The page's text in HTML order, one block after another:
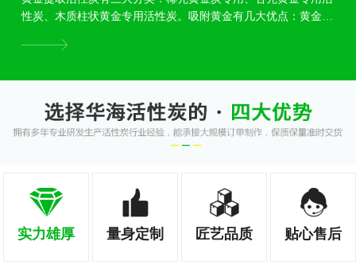
性炭、木质柱状黄金专用活性炭。吸附黄金有几大优点：黄金专
实力雄厚 量身定制 匠艺品质 贴心售后